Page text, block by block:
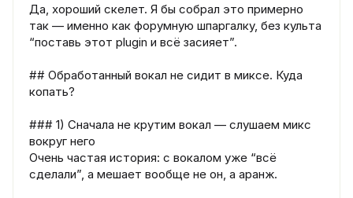
Да, хороший скелет. Я бы собрал это примерно
так — именно как форумную шпаргалку, без культа
“поставь этот plugin и всё засияет”.
## Обработанный вокал не сидит в миксе. Куда
копать?
### 1) Сначала не крутим вокал — слушаем микс
вокруг него
Очень частая история: с вокалом уже “всё
сделали”, а мешает вообще не он, а аранж.